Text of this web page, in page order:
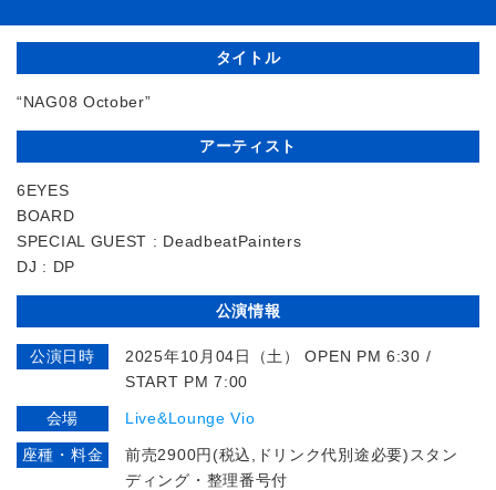
タイトル
“NAG08 October”
アーティスト
6EYES
BOARD
SPECIAL GUEST : DeadbeatPainters
DJ : DP
公演情報
公演日時
2025年10月04日（土） OPEN PM 6:30 /
START PM 7:00
会場 Live&Lounge Vio
座種・料金
前売2900円(税込,ドリンク代別途必要)スタン
ディング・整理番号付